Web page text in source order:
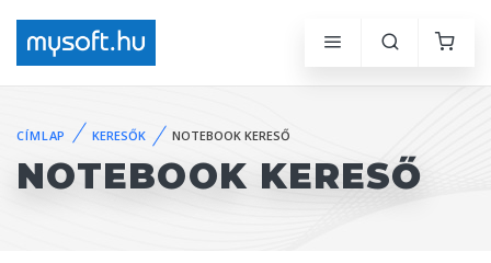
CÍMLAP KERESŐK NOTEBOOK KERESŐ
NOTEBOOK KERESŐ